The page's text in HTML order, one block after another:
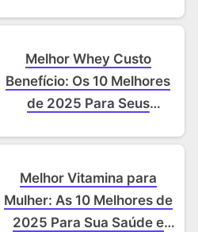
Resultados
Melhor Whey Custo
Benefício: Os 10 Melhores
de 2025 Para Seus
Melhor Vitamina para
Mulher: As 10 Melhores de
2025 Para Sua Saúde e